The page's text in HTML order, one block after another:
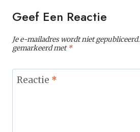
Geef Een Reactie
Je e-mailadres wordt niet gepubliceerd.
gemarkeerd met*
Reactie *